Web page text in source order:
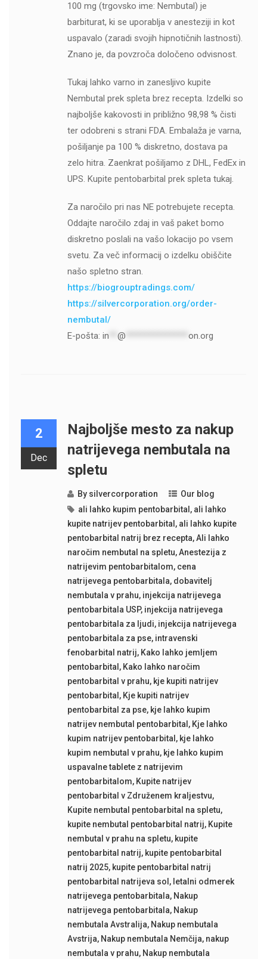
100 mg (trgovsko ime: Nembutal) je
barbiturat, ki se uporablja v anesteziji in kot
uspavalo (zaradi svojih hipnotičnih lastnosti).
Znano je, da povzroča določeno odvisnost.
Tukaj lahko varno in zanesljivo kupite
Nembutal prek spleta brez recepta. Izdelki so
najboljše kakovosti in približno 98,98 % čisti
ter odobreni s strani FDA. Embalaža je varna,
pošiljanje pa 100 % diskretno, dostava pa
zelo hitra. Zaenkrat pošiljamo z DHL, FedEx in
UPS. Kupite pentobarbital prek spleta tukaj.
Za naročilo pri nas NE potrebujete recepta.
Oddajte naročilo zdaj in vaš paket bomo
diskretno poslali na vašo lokacijo po vsem
svetu. Za več informacij o izdelku obiščite
našo spletno stran.
https://biogrouptradings.com/
https://silvercorporation.org/order-
nembutal/
E-pošta: in @ on.org
2
Dec
Najboljše mesto za nakup
natrijevega nembutala na
spletu
By silvercorporation
Our blog
ali lahko kupim pentobarbital , ali lahko
kupite natrijev pentobarbital , ali lahko kupite
pentobarbital natrij brez recepta,Ali lahko
naročim nembutal na spletu,Anestezija z
natrijevim pentobarbitalom, cena
natrijevega pentobarbitala, dobavitelj
nembutala v prahu, injekcija natrijevega
pentobarbitala USP, injekcija natrijevega
pentobarbitala za ljudi, injekcija natrijevega
pentobarbitala za pse, intravenski
fenobarbital natrij, Kako lahko jemljem
pentobarbital , Kako lahko naročim
pentobarbital v prahu, kje kupiti natrijev
pentobarbital , Kje kupiti natrijev
pentobarbital za pse, kje lahko kupim
natrijev nembutal pentobarbital , Kje lahko
kupim natrijev pentobarbital , kje lahko
kupim nembutal v prahu, kje lahko kupim
uspavalne tablete z natrijevim
pentobarbitalom, Kupite natrijev
pentobarbital v Združenem kraljestvu,
Kupite nembutal pentobarbital na spletu,
kupite nembutal pentobarbital natrij, Kupite
nembutal v prahu na spletu, kupite
pentobarbital natrij, kupite pentobarbital
natrij 2025, kupite pentobarbital natrij
pentobarbital natrijeva sol , letalni odmerek
natrijevega pentobarbitala, Nakup
natrijevega pentobarbitala, Nakup
nembutala Avstralija, Nakup nembutala
Avstrija, Nakup nembutala Nemčija, nakup
nembutala v prahu, Nakup nembutala